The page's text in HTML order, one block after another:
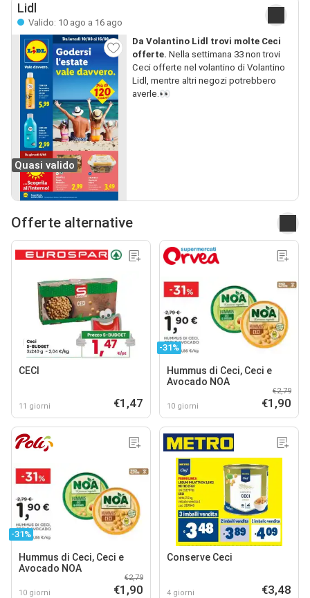
Lidl
Valido: 10 ago a 16 ago
Quasi valido
Da Volantino Lidl trovi molte Ceci
offerte. Nella settimana 33 non trovi
Ceci offerte nel volantino di Volantino
Lidl, mentre altri negozi potrebbero
averle.👀
Offerte alternative
CECI
11 giorni €1,47
-31%
Hummus di Ceci, Ceci e
Avocado NOA
10 giorni
€2,79
€1,90
-31%
Hummus di Ceci, Ceci e
Avocado NOA
10 giorni
€2,79
€1,90
Conserve Ceci
4 giorni €3,48